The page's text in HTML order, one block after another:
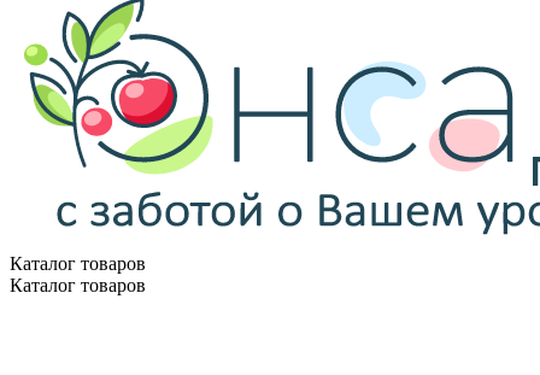
Каталог товаров
Каталог товаров